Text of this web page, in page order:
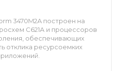
3470M2A построен на
С621А и процессоров
обеспечивающих
отклика ресурсоемких